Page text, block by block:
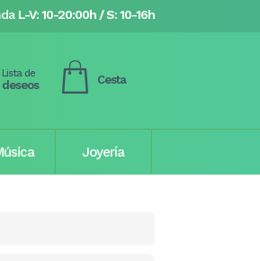
L-V: 10-20:00h / S: 10-16h
Lista de
deseos Cesta
Joyería